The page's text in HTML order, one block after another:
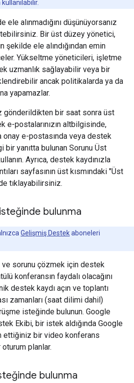
alınmadığını düşünüyorsanız
Bir üst düzey yönetici,
şekilde ele alındığından emin
Yükseltme yöneticileri, işletme
uzmanlık sağlayabilir veya bir
ancak politikalarda ya da
yapamazlar.
gönderildikten bir saat sonra üst
e-postalarınızın altbilgisinde,
onay e-postasında veya destek
bir yanıtta bulunan Sorunu Üst
Ayrıca, destek kaydınızla
sayfasının üst kısmındaki "Üst
tıklayabilirsiniz.
bulunma
Gelişmiş Destekaboneleri
ve sorunu çözmek için destek
konferansın faydalı olacağını
destek kaydı açın ve toplantı
zamanları (saat dilimi dahil)
isteğinde bulunun. Google
Ekibi, bir istek aldığında Google
ettiğiniz bir video konferans
planlar.
bulunma